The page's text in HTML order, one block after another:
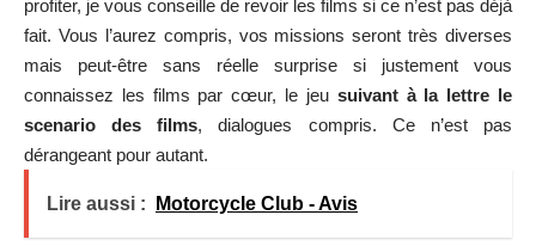
profiter, je vous conseille de revoir les films si ce n’est pas déjà
fait. Vous l’aurez compris, vos missions seront très diverses
mais peut-être sans réelle surprise si justement vous
connaissez les films par cœur, le jeu suivant à la lettre le
scenario des films, dialogues compris. Ce n’est pas
dérangeant pour autant.
Lire aussi : Motorcycle Club - Avis